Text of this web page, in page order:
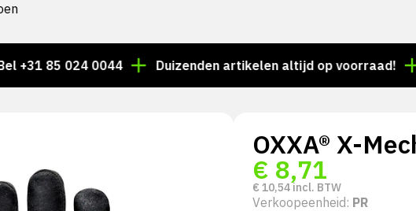
024 0044 Duizenden artikelen altijd op voorraad!
OXXA® X-
€ 8,71
€ 10,54incl. BTW
Verkoopeenheid: PR